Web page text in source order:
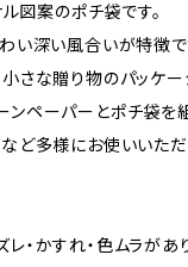
図案のポチ袋です。
い深い風合いが特徴で
さな贈り物のパッケー
ンペーパーとポチ袋を
ど多様にお使いいただ
・かすれ・色ムラがあ